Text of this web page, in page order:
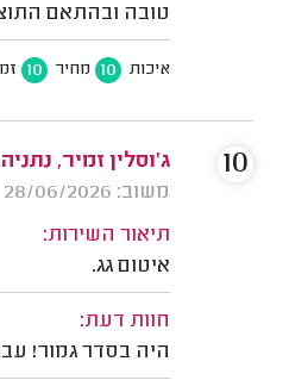
טובה ובהתאם
איכות 10 מחיר 10
ג'וסלין זמיר,
משוב: 28/06/2026
תיאור השירות:
איטום גג.
חוות דעת:
היה בסדר גמור!
10